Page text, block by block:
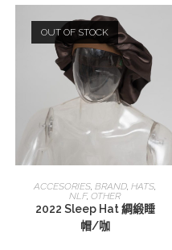
OUT OF STOCK
查看內容
ACCESORIES,BRAND,HATS,
NLF,OTHER
2022 Sleep Hat 綢緞睡
帽/咖